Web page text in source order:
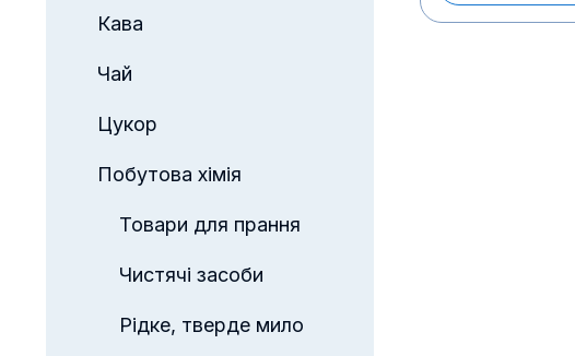
Кава
Чай
Цукор
Побутова хімія
Товари для прання
Чистячі засоби
Рідке, тверде мило